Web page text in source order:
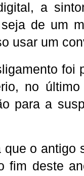
a
de um
usar um
foi
no
para a
o antigo
fim deste